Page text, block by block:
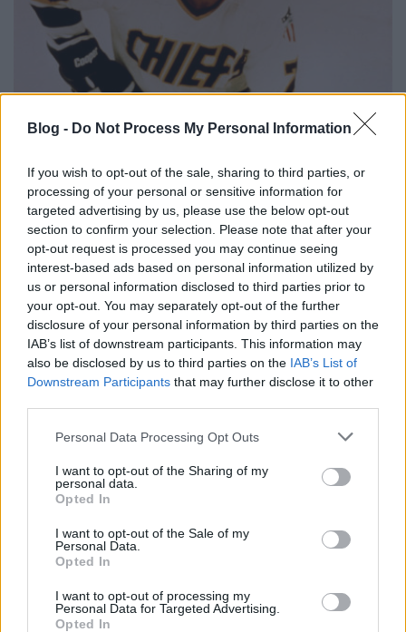
Blog - Do Not Process My Personal Information
If you wish to opt-out of the sale, sharing to third parties, or
processing of your personal or sensitive information for
targeted advertising by us, please use the below opt-out
section to confirm your selection. Please note that after your
opt-out request is processed you may continue seeing
interest-based ads based on personal information utilized by
us or personal information disclosed to third parties prior to
your opt-out. You may separately opt-out of the further
disclosure of your personal information by third parties on the
IAB’s list of downstream participants. This information may
also be disclosed by us to third parties on the IAB’s List of
Downstream Participants that may further disclose it to other
Please note that this website/app uses one or more Google
not limited to your visit or usage behaviour. You may click to
grant or deny consent to Google and its third-party tags to
use your data for below specified purposes in below Google
consent section.
Personal Data Processing Opt Outs
I want to opt-out of the Sharing of my
personal data.
Opted In
I want to opt-out of the Sale of my
Personal Data.
Opted In
I want to opt-out of processing my
Personal Data for Targeted Advertising.
Opted In
Nagyon sokszor csúnyánbeszélneka szereplők, ettől
az egész annyira valóságos lesz; ezen kívül van
leszbikus meg homokos karakter, rengeteg szó esik a
szexről és az ágyjelenetben sokáig mutatnak egy
félpucér hölgyet, vagyis itt a takaró mindenkinek
ugyanaddig ér:) Visszatérő motívum az elveszett
szerelem, hiszen Reggie a volt nejét akarja
visszakapni, Ned pedig, bár szétmegy asszonyával,
Lily-vel, mindketten titokban a másikra vágynak.
Newman karaktere próbálja elnyerni valamelyik nő
szívét, de hogy sikerrel jár-e, azt nem árulom el. Az
életszerű légkör megteremtését szolgálja az is, hogy
bemutatják, amint a jégkorongosok rárepülnek
egymás feleségeire, és emellé a készítők rámutatnak
a sport-bizniszben utazó gazdagok machinációira.
Egy mellékszálban megjelenik, hogy mi mindent tesz
meg az edző a csapata egyben tartásáért, akár az
egész világot hajlandó átverni - más kérdés, hogy ez
jó-e vagy sem. A végén pedig csinálnak egy fordulat-
fordulatot, amihez hasonlót még sose láttam, pláne
nem sportfilmben, ez még külön érdekes (arra
gondolok, hogy mi történik az utolsó meccsen).